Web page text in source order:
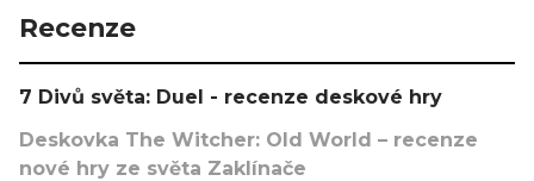
Recenze
7 Divů světa: Duel - recenze deskové hry
Deskovka The Witcher: Old World – recenze
nové hry ze světa Zaklínače